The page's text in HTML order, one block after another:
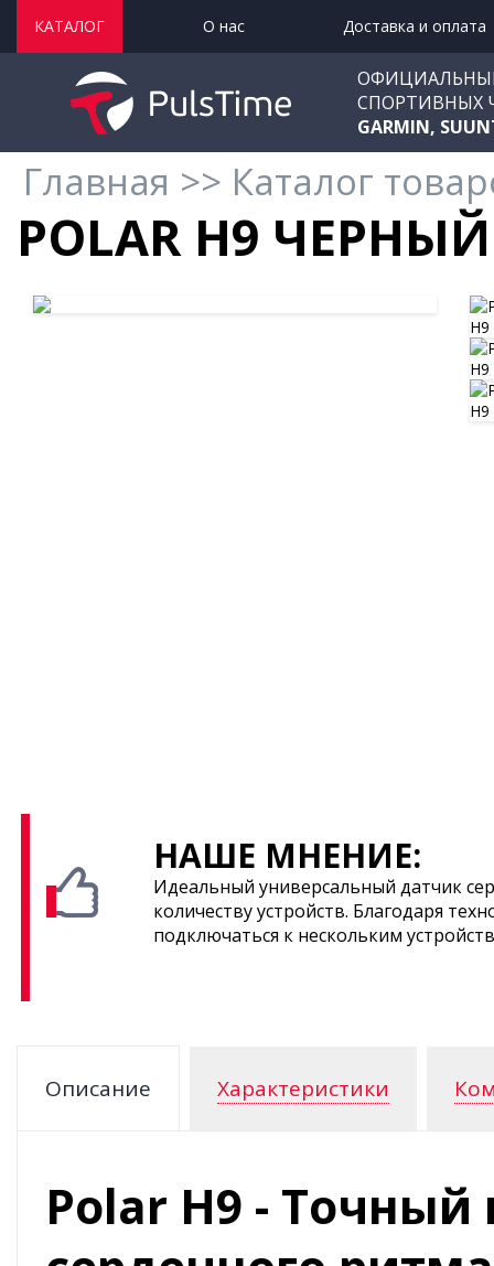
КАТАЛОГ О нас Доставка и оплата
СПОРТИВНЫХ
GARMIN,
Главная >> Каталог
POLAR H9 ЧЕРНЫЙ
НАШЕ МНЕНИЕ:
Идеальный универсальный датчик
количеству устройств. Благодаря
подключаться к нескольким
Описание Характеристики
Polar H9 -